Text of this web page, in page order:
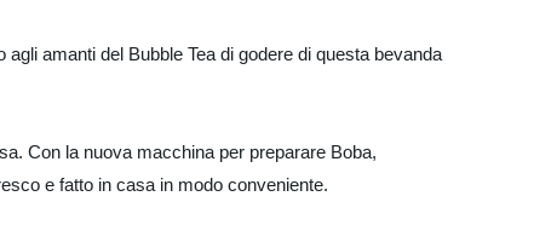
amanti del Bubble Tea di godere di questa bevanda
Con la nuova macchina per preparare Boba,
e fatto in casa in modo conveniente.